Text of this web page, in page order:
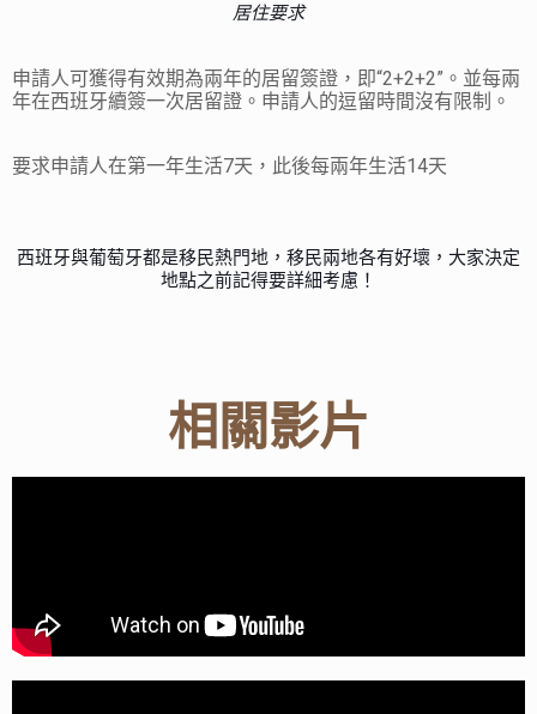
居住要求
申請人可獲得有效期為兩年的居留簽證，即“2+2+2” 。並每兩
年在西班牙續簽一次居留證。申請人的逗留時間沒有限制。
要求申請人在第一年生活7天，此後每兩年生活14天
西班牙與葡萄牙都是移民熱門地，移民兩地各有好壞，大家決定
地點之前記得要詳細考慮！
相關影片